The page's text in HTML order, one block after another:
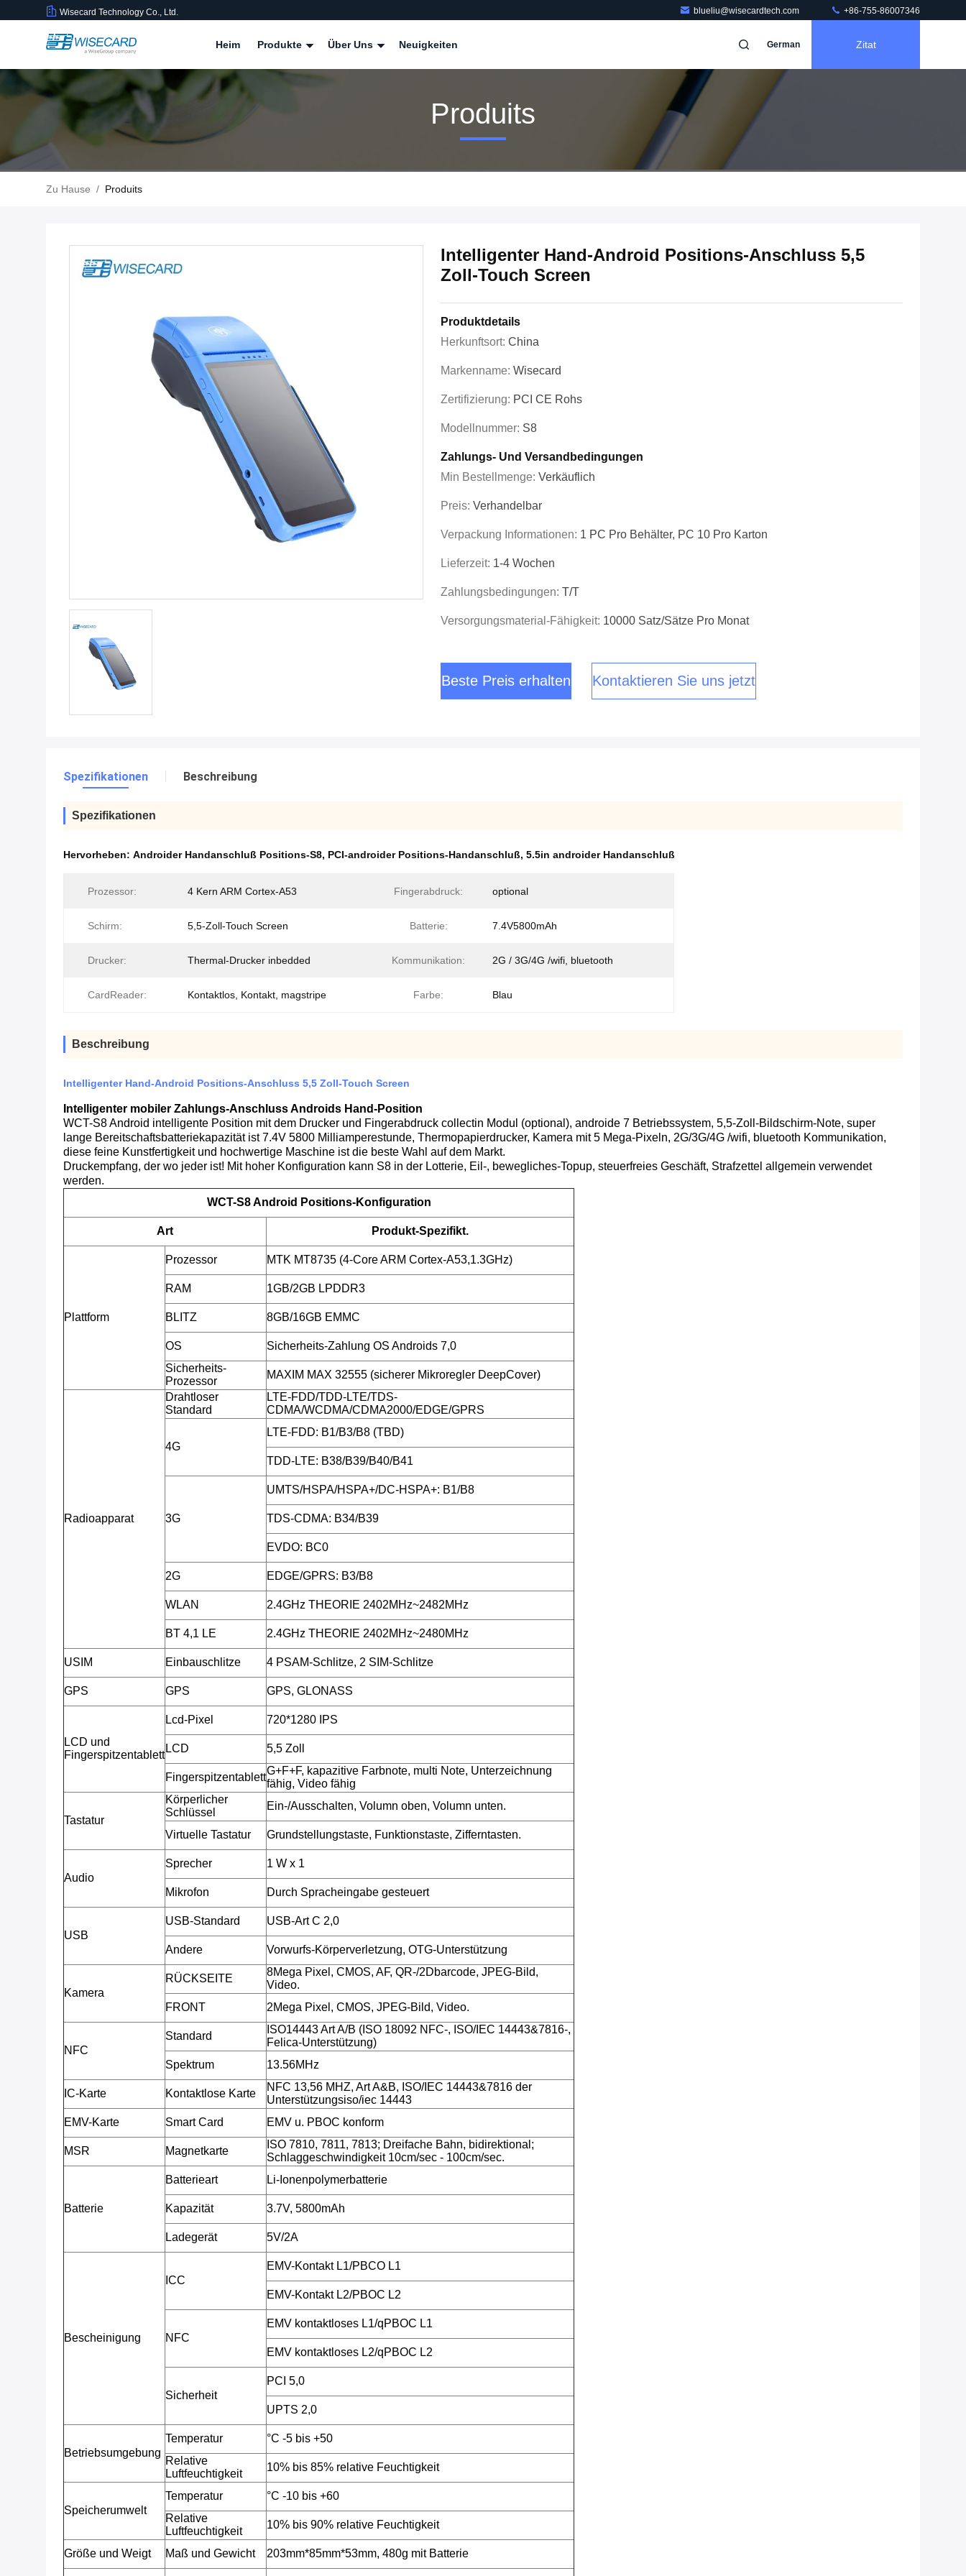
Wisecard Technology Co., Ltd. blueliu@wisecardtech.com +86-755-86007346
Heim Produkte Über Uns Neuigkeiten German Zitat
Produits
Zu Hause / Produits
Intelligenter Hand-Android Positions-Anschluss 5,5
Zoll-Touch Screen
Produktdetails
Herkunftsort: China
Markenname: Wisecard
Zertifizierung: PCI CE Rohs
Modellnummer: S8
Zahlungs- Und Versandbedingungen
Min Bestellmenge: Verkäuflich
Preis: Verhandelbar
Verpackung Informationen: 1 PC Pro Behälter, PC 10 Pro Karton
Lieferzeit: 1-4 Wochen
Zahlungsbedingungen: T/T
Versorgungsmaterial-Fähigkeit: 10000 Satz/Sätze Pro Monat
Beste Preis erhalten Kontaktieren Sie uns jetzt
Spezifikationen Beschreibung
Spezifikationen
Hervorheben: Androider Handanschluß Positions-S8, PCI-androider Positions-Handanschluß, 5.5in androider Handanschluß
Prozessor: 4 Kern ARM Cortex-A53 Fingerabdruck: optional
Schirm: 5,5-Zoll-Touch Screen Batterie: 7.4V5800mAh
Drucker: Thermal-Drucker inbedded Kommunikation: 2G / 3G/4G /wifi, bluetooth
CardReader: Kontaktlos, Kontakt, magstripe Farbe: Blau
Beschreibung
Intelligenter Hand-Android Positions-Anschluss 5,5 Zoll-Touch Screen
Intelligenter mobiler Zahlungs-Anschluss Androids Hand-Position
WCT-S8 Android intelligente Position mit dem Drucker und Fingerabdruck collectin Modul (optional), androide 7 Betriebssystem, 5,5-Zoll-Bildschirm-Note, super
lange Bereitschaftsbatteriekapazität ist 7.4V 5800 Milliamperestunde, Thermopapierdrucker, Kamera mit 5 Mega-Pixeln, 2G/3G/4G /wifi, bluetooth Kommunikation,
diese feine Kunstfertigkeit und hochwertige Maschine ist die beste Wahl auf dem Markt.
Druckempfang, der wo jeder ist! Mit hoher Konfiguration kann S8 in der Lotterie, Eil-, bewegliches-Topup, steuerfreies Geschäft, Strafzettel allgemein verwendet
werden.
WCT-S8 Android Positions-Konfiguration
Art Produkt-Spezifikt.
Plattform
Prozessor MTK MT8735 (4-Core ARM Cortex-A53,1.3GHz)
RAM 1GB/2GB LPDDR3
BLITZ 8GB/16GB EMMC
OS
Sicherheits-Zahlung OS Androids 7,0
Sicherheits-
Prozessor
MAXIM MAX 32555 (sicherer Mikroregler DeepCover)
Radioapparat
Drahtloser
Standard
LTE-FDD/TDD-LTE/TDS-
CDMA/WCDMA/CDMA2000/EDGE/GPRS
4G
LTE-FDD: B1/B3/B8 (TBD)
TDD-LTE: B38/B39/B40/B41
3G
UMTS/HSPA/HSPA+/DC-HSPA+: B1/B8
TDS-CDMA: B34/B39
EVDO: BC0
2G EDGE/GPRS: B3/B8
WLAN 2.4GHz THEORIE 2402MHz~2482MHz
BT 4,1 LE 2.4GHz THEORIE 2402MHz~2480MHz
USIM Einbauschlitze 4 PSAM-Schlitze, 2 SIM-Schlitze
GPS GPS GPS, GLONASS
LCD und
Fingerspitzentablett
Lcd-Pixel 720*1280 IPS
LCD 5,5 Zoll
Fingerspitzentablett
G+F+F, kapazitive Farbnote, multi Note, Unterzeichnung
fähig, Video fähig
Tastatur
Körperlicher
Schlüssel
Ein-/Ausschalten, Volumn oben, Volumn unten.
Virtuelle Tastatur Grundstellungstaste, Funktionstaste, Zifferntasten.
Audio
Sprecher 1 W x 1
Mikrofon Durch Spracheingabe gesteuert
USB
USB-Standard USB-Art C 2,0
Andere Vorwurfs-Körperverletzung, OTG-Unterstützung
Kamera
RÜCKSEITE
8Mega Pixel, CMOS, AF, QR-/2Dbarcode, JPEG-Bild,
Video.
FRONT
2Mega Pixel, CMOS, JPEG-Bild, Video.
NFC
Standard
ISO14443 Art A/B (ISO 18092 NFC-, ISO/IEC 14443&7816-,
Felica-Unterstützung)
Spektrum
13.56MHz
IC-Karte Kontaktlose Karte
NFC 13,56 MHZ, Art A&B, ISO/IEC 14443&7816 der
Unterstützungsiso/iec 14443
EMV-Karte
Smart Card EMV u. PBOC konform
MSR Magnetkarte
ISO 7810, 7811, 7813; Dreifache Bahn, bidirektional;
Schlaggeschwindigkeit 10cm/sec - 100cm/sec.
Batterie
Batterieart Li-Ionenpolymerbatterie
Kapazität 3.7V, 5800mAh
Ladegerät 5V/2A
Bescheinigung
ICC
EMV-Kontakt L1/PBCO L1
EMV-Kontakt L2/PBOC L2
NFC
EMV kontaktloses L1/qPBOC L1
EMV kontaktloses L2/qPBOC L2
Sicherheit
PCI 5,0
UPTS 2,0
Betriebsumgebung
Temperatur
°C -5 bis +50
Relative
Luftfeuchtigkeit
10% bis 85% relative Feuchtigkeit
Speicherumwelt
Temperatur
°C -10 bis +60
Relative
Luftfeuchtigkeit
10% bis 90% relative Feuchtigkeit
Größe und Weigt Maß und Gewicht 203mm*85mm*53mm, 480g mit Batterie